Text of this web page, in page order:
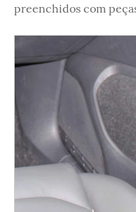
preenchidos com